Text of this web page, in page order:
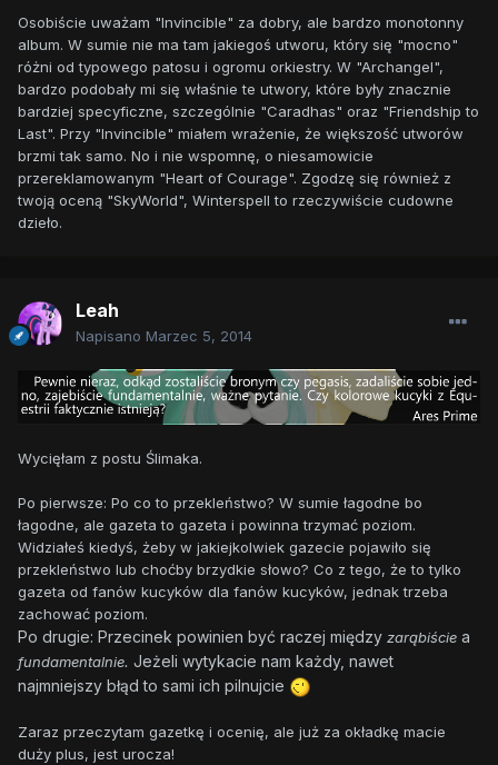
Osobiście uważam "Invincible" za dobry, ale bardzo monotonny
album. W sumie nie ma tam jakiegoś utworu, który się "mocno"
różni od typowego patosu i ogromu orkiestry. W "Archangel",
bardzo podobały mi się właśnie te utwory, które były znacznie
bardziej specyficzne, szczególnie "Caradhas" oraz "Friendship to
Last". Przy "Invincible" miałem wrażenie, że większość utworów
brzmi tak samo. No i nie wspomnę, o niesamowicie
przereklamowanym "Heart of Courage". Zgodzę się również z
twoją oceną "SkyWorld", Winterspell to rzeczywiście cudowne
dzieło.
Leah
Napisano Marzec 5, 2014
Wycięłam z postu Ślimaka.
Po pierwsze: Po co to przekleństwo? W sumie łagodne bo
łagodne, ale gazeta to gazeta i powinna trzymać poziom.
Widziałeś kiedyś, żeby w jakiejkolwiek gazecie pojawiło się
przekleństwo lub choćby brzydkie słowo? Co z tego, że to tylko
gazeta od fanów kucyków dla fanów kucyków, jednak trzeba
zachować poziom.
Po drugie: Przecinek powinien być raczej między zarąbiście a
fundamentalnie. Jeżeli wytykacie nam każdy, nawet
najmniejszy błąd to sami ich pilnujcie
Zaraz przeczytam gazetkę i ocenię, ale już za okładkę macie
duży plus, jest urocza!